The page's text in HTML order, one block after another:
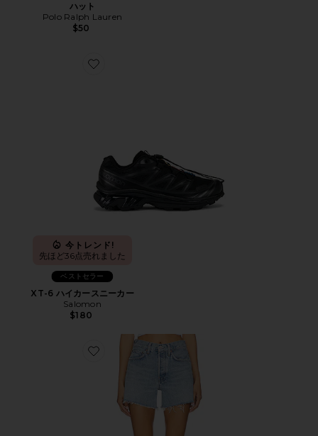
ハット
Polo Ralph Lauren
$50
Favorite XT-6 ハイカースニーカー
今トレンド!
先ほど36点売れました
ベストセラー
XT-6 ハイカースニーカー
Salomon
$180
Favorite PARKER ショートパンツ